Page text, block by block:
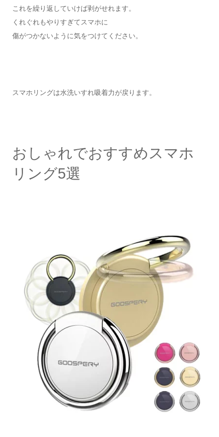
これを繰り返していけば剥がせれます。
くれぐれもやりすぎてスマホに
傷がつかないように気をつけてください。
スマホリングは水洗いすれ吸着力が戻ります。
おしゃれでおすすめスマホ
リング5選